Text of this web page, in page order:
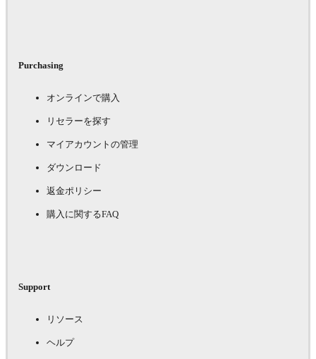
Purchasing
オンラインで購入
リセラーを探す
マイアカウントの管理
ダウンロード
返金ポリシー
購入に関するFAQ
Support
リソース
ヘルプ